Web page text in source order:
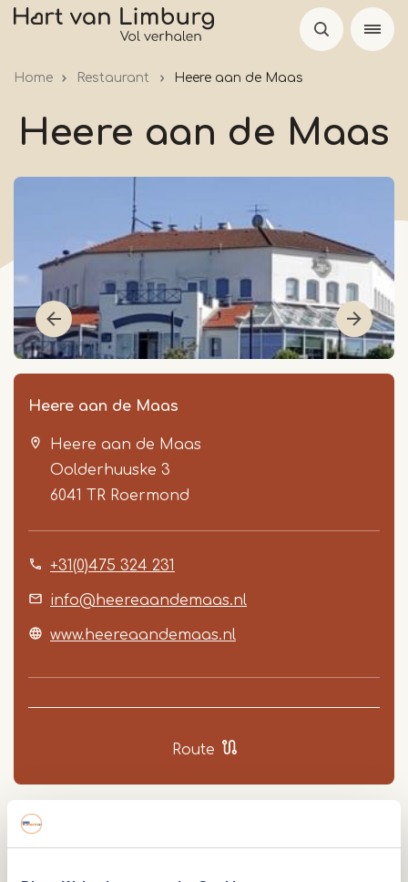
Skip
Home Restaurant Heere aan de Maas
Heere aan de Maas
Heere aan de Maas
Heere aan de Maas
Oolderhuuske 3
6041 TR Roermond
+31(0)475 324 231
info@heereaandemaas.nl
www.heereaandemaas.nl
Route
Item